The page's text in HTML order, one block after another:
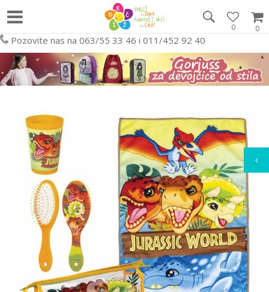
0
0
Pozovite nas na 063/55 33 46 i 011/452 92 40